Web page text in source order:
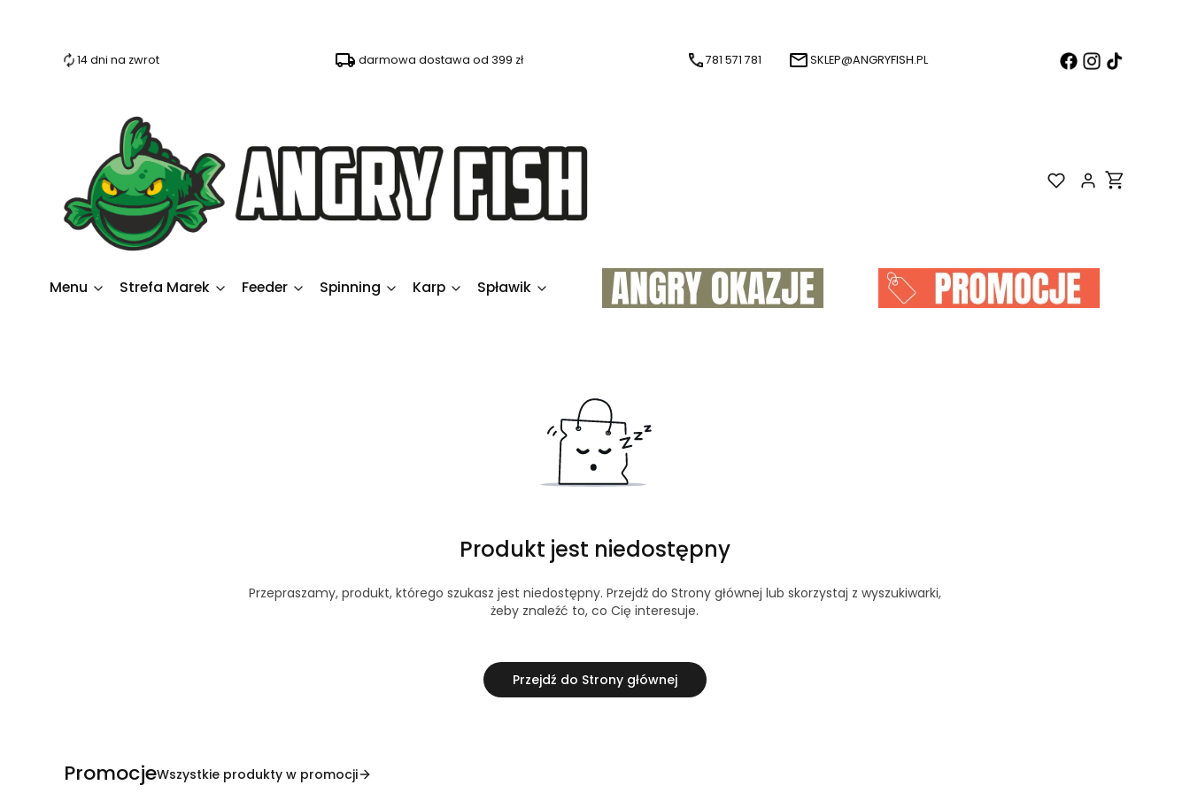
14 dni na zwrot darmowa dostawa od 399 zł 781 571 781 SKLEP@ANGRYFISH.PL
Produkty w
Menu Strefa Marek Feeder Spinning Karp Spławik
Produkt jest niedostępny
Przepraszamy, produkt, którego szukasz jest niedostępny. Przejdź do Strony głównej lub skorzystaj z wyszukiwarki,
żeby znaleźć to, co Cię interesuje.
Przejdź do Strony głównej
PromocjeWszystkie produkty w promocji